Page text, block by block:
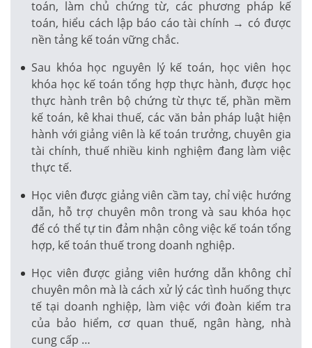
toán, làm chủ chứng từ, các phương pháp kế
toán, hiểu cách lập báo cáo tài chính → có được
nền tảng kế toán vững chắc.
Sau khóa học nguyên lý kế toán, học viên học
khóa học kế toán tổng hợp thực hành, được học
thực hành trên bộ chứng từ thực tế, phần mềm
kế toán, kê khai thuế, các văn bản pháp luật hiện
hành với giảng viên là kế toán trưởng, chuyên gia
tài chính, thuế nhiều kinh nghiệm đang làm việc
thực tế.
Học viên được giảng viên cầm tay, chỉ việc hướng
dẫn, hỗ trợ chuyên môn trong và sau khóa học
để có thể tự tin đảm nhận công việc kế toán tổng
hợp, kế toán thuế trong doanh nghiệp.
Học viên được giảng viên hướng dẫn không chỉ
chuyên môn mà là cách xử lý các tình huống thực
tế tại doanh nghiệp, làm việc với đoàn kiểm tra
của bảo hiểm, cơ quan thuế, ngân hàng, nhà
cung cấp …